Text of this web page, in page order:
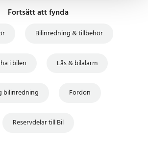
Fortsätt att fynda
Bilinredning & tillbehör
i bilen Lås & bilalarm
bilinredning Fordon
Reservdelar till Bil